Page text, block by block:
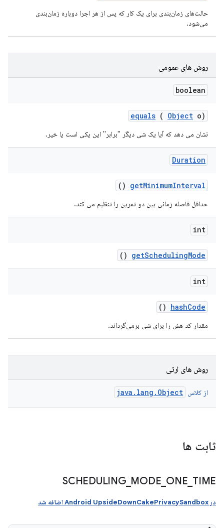
حالت‌های زمان‌بندی برای یک کار که پس از هر اجرا دوباره زمان‌بندی
می‌شود.
روش های عمومی
boolean
equals ( Object o)
نشان می دهد که آیا یک شی دیگر "برابر" این یکی است یا خیر.
Duration
getMinimumInterval
()
حداقل فاصله زمانی بین دو تمرین را تنظیم می کند.
int
getSchedulingMode
()
int
hashCode
()
مقدار کد هش را برای شی برمی‌گرداند.
روش های ارثی
از کلاس java.lang.Object
ثابت ها
SCHEDULING_ MODE ONE TIME
در Android UpsideDownCakePrivacySandbox اضافه شد